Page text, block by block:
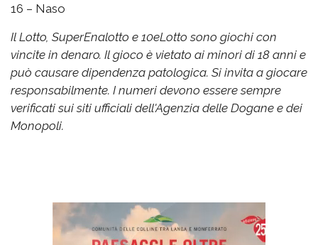
16 – Naso
Il Lotto, SuperEnalotto e 10eLotto sono giochi con
vincite in denaro. Il gioco è vietato ai minori di 18 anni e
può causare dipendenza patologica. Si invita a giocare
responsabilmente. I numeri devono essere sempre
verificati sui siti ufficiali dell'Agenzia delle Dogane e dei
Monopoli.